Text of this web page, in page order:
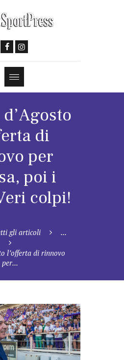
di
per
poi i
colpi!
gli articoli ...
l’offerta di rinnovo
per...